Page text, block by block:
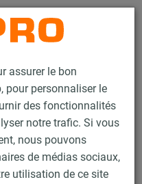
assurer le bon
pour personnaliser le
des fonctionnalités
notre trafic. Si vous
nous pouvons
de médias sociaux,
utilisation de ce site
Contact
de sprinklers
de sprinklers